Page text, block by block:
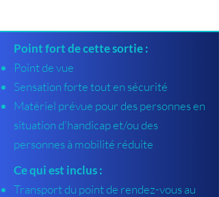
Point fort de cette sortie :
Point de vue
Sensation forte tout en sécurité
Matériel prévue pour des personnes en
situation d'handicap et/ou des
personnes à mobilité réduite
Ce qui est inclus :
Transport du point de rendez-vous au